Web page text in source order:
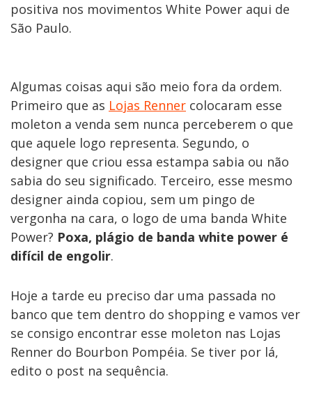
positiva nos movimentos White Power aqui de
São Paulo.
Algumas coisas aqui são meio fora da ordem.
Primeiro que as Lojas Renner colocaram esse
moleton a venda sem nunca perceberem o que
que aquele logo representa. Segundo, o
designer que criou essa estampa sabia ou não
sabia do seu significado. Terceiro, esse mesmo
designer ainda copiou, sem um pingo de
vergonha na cara, o logo de uma banda White
Power? Poxa, plágio de banda white power é
difícil de engolir.
Hoje a tarde eu preciso dar uma passada no
banco que tem dentro do shopping e vamos ver
se consigo encontrar esse moleton nas Lojas
Renner do Bourbon Pompéia. Se tiver por lá,
edito o post na sequência.